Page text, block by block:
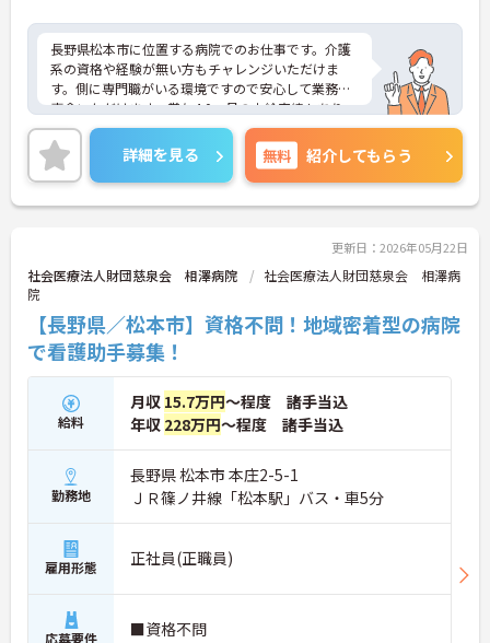
長野県松本市に位置する病院でのお仕事です。介護
系の資格や経験が無い方もチャレンジいただけま
す。側に専門職がいる環境ですので安心して業務に
専念いただけます。賞与4.0ヵ月の支給実績もあり、
モチベーションにもつながります。ご興味のある方
には、面接対策ポイントなど、さらに詳細をお話し
いたしますのでお気軽にご相談ください！
詳細を見る 無料 紹介してもらう
更新日：2026年05月22日
社会医療法人財団慈泉会 相澤病院
社会医療法人財団慈泉会 相澤病
院
【長野県／松本市】資格不問！地域密着型の病院
で看護助手募集！
給料
月収 15.7万円～程度 諸手当込
年収 228万円～程度 諸手当込
勤務地
長野県 松本市 本庄2-5-1
ＪＲ篠ノ井線「松本駅」バス・車5分
雇用形態 正社員(正職員)
応募要件 ■資格不問